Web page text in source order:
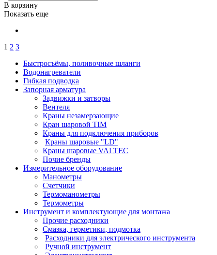
В корзину
Показать еще
1 2 3
Быстросъёмы, поливочные шланги
Водонагреватели
Гибкая подводка
Запорная арматура
Задвижки и затворы
Вентеля
Краны незамерзающие
Кран шаровой TIM
Краны для подключения приборов
Краны шаровые "LD"
Краны шаровые VALTEC
Почие бренды
Измерительное оборудование
Манометры
Счетчики
Термоманометры
Термометры
Инструмент и комплектующие для монтажа
Прочие расходники
Смазка, герметики, подмотка
Расходники для электрического инструмента
Ручной инструмент